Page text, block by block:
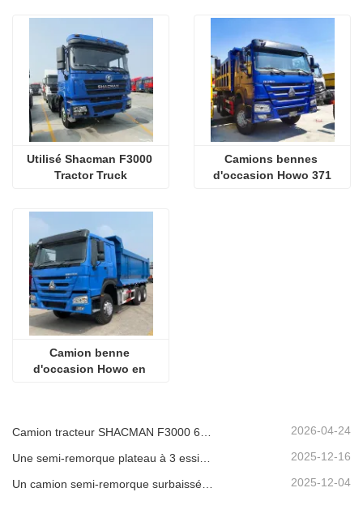
Utilisé Shacman F3000
Tractor Truck
Camions bennes
d'occasion Howo 371
Camion benne
d'occasion Howo en
2026-04-24
2025-12-16
Un camion semi-remorque surbaissée à 3 essieux sera expédié au Cameroun. 2025-12-04